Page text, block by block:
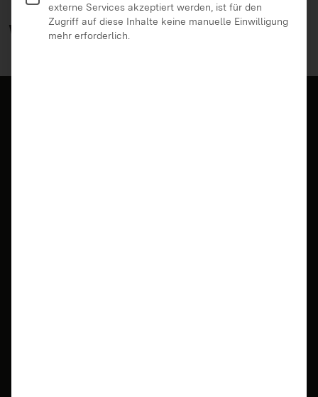
Weitere Beiträge
externe Services akzeptiert werden, ist für den
Zugriff auf diese Inhalte keine manuelle Einwilligung
mehr erforderlich.